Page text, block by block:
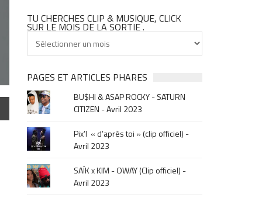
TU CHERCHES CLIP & MUSIQUE, CLICK
SUR LE MOIS DE LA SORTIE .
cherches
&
musique,
click
sur
le
mois
de
la
sortie
.
PAGES ET ARTICLES PHARES
BU$HI & ASAP ROCKY - SATURN
CITIZEN - Avril 2023
Pix’l « d’après toi » (clip officiel) -
Avril 2023
SAÏK x KIM - OWAY (Clip officiel) -
Avril 2023